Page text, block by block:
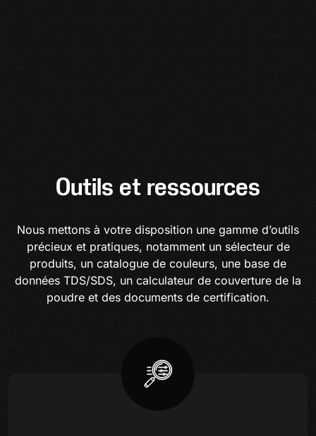
Outils et ressources
Nous mettons à votre disposition une gamme d’outils
précieux et pratiques, notamment un sélecteur de
produits, un catalogue de couleurs, une base de
données TDS/SDS, un calculateur de couverture de la
poudre et des documents de certification.